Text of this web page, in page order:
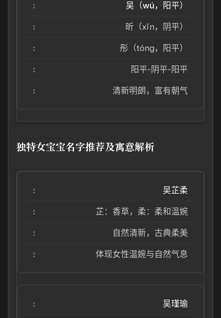
吴（wú，阳平）
昕（xīn，阴平）
彤（tóng，阳平）
阳平-阴平-阳平
清新明朗，富有朝气
独特女宝宝名字推荐及寓意解析
吴芷柔
芷：香草，柔：柔和温婉
自然清新，古典柔美
体现女性温婉与自然气息
吴瑾瑜